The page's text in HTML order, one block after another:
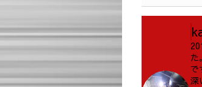
た
で
深